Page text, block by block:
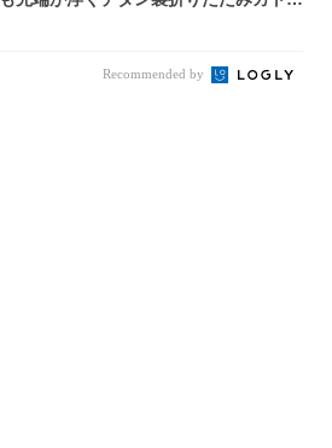
Recommended by